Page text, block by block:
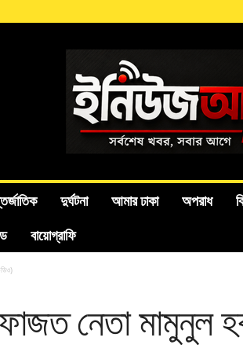
দুর্ঘটনা আমার ঢাকা অপরাধ
বায়োগ্রাফি
নেতা